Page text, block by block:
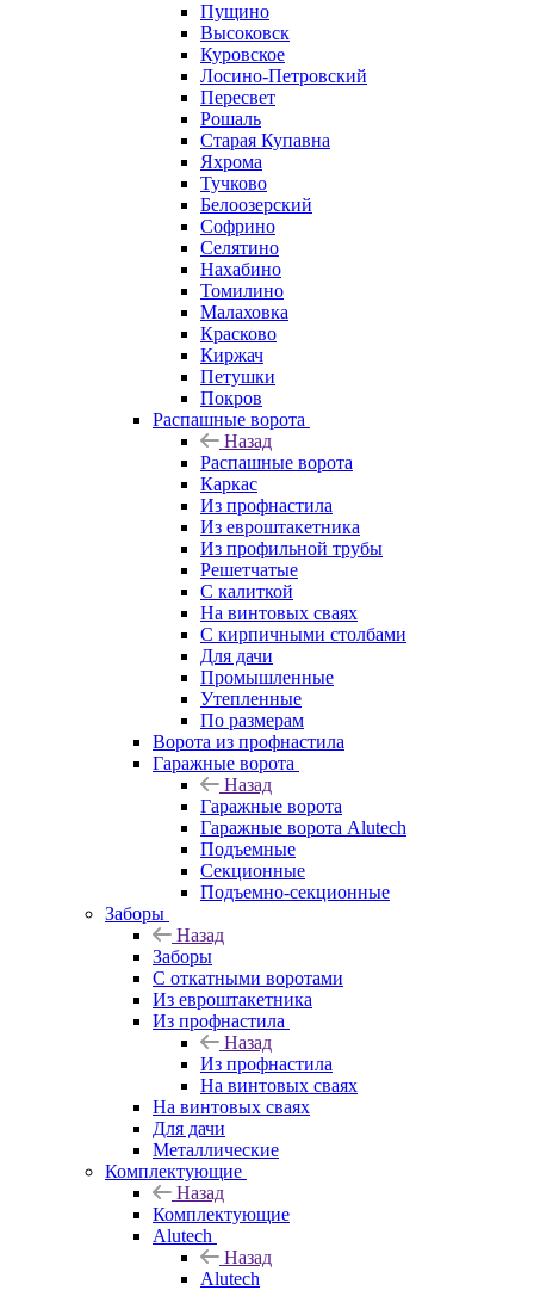
Пущино
Высоковск
Куровское
Лосино-Петровский
Пересвет
Рошаль
Старая Купавна
Яхрома
Тучково
Белоозерский
Софрино
Селятино
Нахабино
Томилино
Малаховка
Красково
Киржач
Петушки
Покров
Распашные ворота
Назад
Распашные ворота
Каркас
Из профнастила
Из евроштакетника
Из профильной трубы
Решетчатые
С калиткой
На винтовых сваях
С кирпичными столбами
Для дачи
Промышленные
Утепленные
По размерам
Ворота из профнастила
Гаражные ворота
Назад
Гаражные ворота
Гаражные ворота Alutech
Подъемные
Секционные
Подъемно-секционные
Заборы
Назад
Заборы
C откатными воротами
Из евроштакетника
Из профнастила
Назад
Из профнастила
На винтовых сваях
На винтовых сваях
Для дачи
Металлические
Комплектующие
Назад
Комплектующие
Alutech
Назад
Alutech